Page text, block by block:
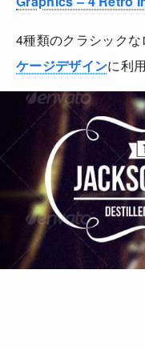
4種類のクラシック
ケージデザインに利